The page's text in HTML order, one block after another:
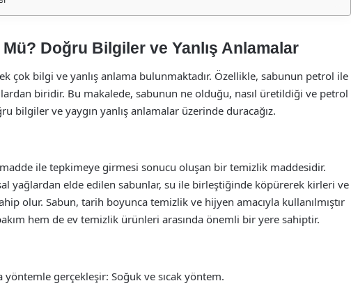
Doğru Bilgiler ve Yanlış Anlamalar
çok bilgi ve yanlış anlama bulunmaktadır. Özellikle, sabunun petrol ile
biridir. Bu makalede, sabunun ne olduğu, nasıl üretildiği ve petrol
bilgiler ve yaygın yanlış anlamalar üzerinde duracağız.
ile tepkimeye girmesi sonucu oluşan bir temizlik maddesidir.
yağlardan elde edilen sabunlar, su ile birleştiğinde köpürerek kirleri ve
olur. Sabun, tarih boyunca temizlik ve hijyen amacıyla kullanılmıştır
hem de ev temizlik ürünleri arasında önemli bir yere sahiptir.
gerçekleşir: Soğuk ve sıcak yöntem.